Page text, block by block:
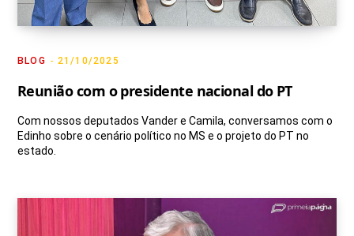
BLOG 21/10/2025
Reunião com o presidente nacional do PT
Com nossos deputados Vander e Camila, conversamos com o
Edinho sobre o cenário político no MS e o projeto do PT no
estado.